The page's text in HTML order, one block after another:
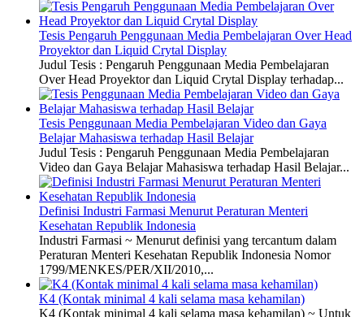
Tesis Pengaruh Penggunaan Media Pembelajaran Over Head
Proyektor dan Liquid Crytal Display
Judul Tesis : Pengaruh Penggunaan Media Pembelajaran
Over Head Proyektor dan Liquid Crytal Display terhadap...
Tesis Penggunaan Media Pembelajaran Video dan Gaya
Belajar Mahasiswa terhadap Hasil Belajar
Judul Tesis : Pengaruh Penggunaan Media Pembelajaran
Video dan Gaya Belajar Mahasiswa terhadap Hasil Belajar...
Definisi Industri Farmasi Menurut Peraturan Menteri
Kesehatan Republik Indonesia
Industri Farmasi ~ Menurut definisi yang tercantum dalam
Peraturan Menteri Kesehatan Republik Indonesia Nomor
1799/MENKES/PER/XII/2010,...
K4 (Kontak minimal 4 kali selama masa kehamilan)
K4 (Kontak minimal 4 kali selama masa kehamilan) ~ Untuk